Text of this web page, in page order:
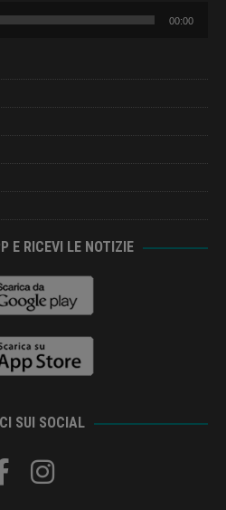
00:00
E RICEVI LE NOTIZIE
SUI SOCIAL